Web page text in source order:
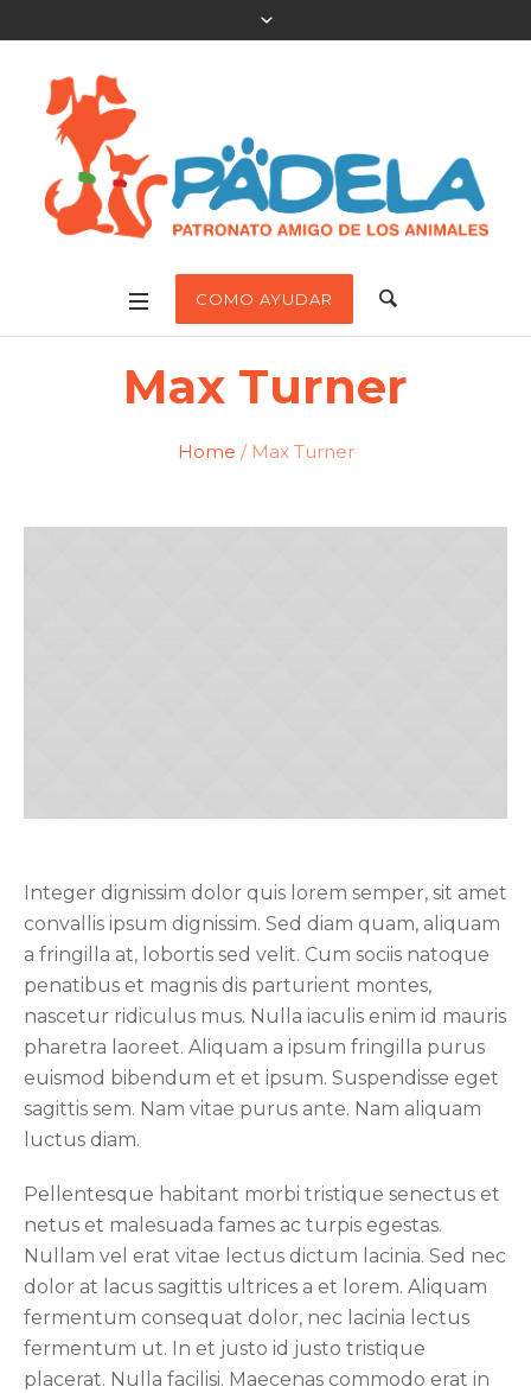
COMO AYUDAR
Max Turner
Home / Max Turner
Integer dignissim dolor quis lorem semper, sit amet
convallis ipsum dignissim. Sed diam quam, aliquam
a fringilla at, lobortis sed velit. Cum sociis natoque
penatibus et magnis dis parturient montes,
nascetur ridiculus mus. Nulla iaculis enim id mauris
pharetra laoreet. Aliquam a ipsum fringilla purus
euismod bibendum et et ipsum. Suspendisse eget
sagittis sem. Nam vitae purus ante. Nam aliquam
luctus diam.
Pellentesque habitant morbi tristique senectus et
netus et malesuada fames ac turpis egestas.
Nullam vel erat vitae lectus dictum lacinia. Sed nec
dolor at lacus sagittis ultrices a et lorem. Aliquam
fermentum consequat dolor, nec lacinia lectus
fermentum ut. In et justo id justo tristique
placerat. Nulla facilisi. Maecenas commodo erat in